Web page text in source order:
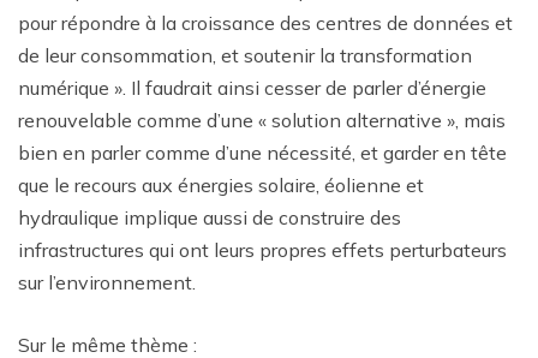
pour répondre à la croissance des centres de données et
de leur consommation, et soutenir la transformation
numérique ». Il faudrait ainsi cesser de parler d’énergie
renouvelable comme d’une « solution alternative », mais
bien en parler comme d’une nécessité, et garder en tête
que le recours aux énergies solaire, éolienne et
hydraulique implique aussi de construire des
infrastructures qui ont leurs propres effets perturbateurs
sur l’environnement.
Sur le même thème :